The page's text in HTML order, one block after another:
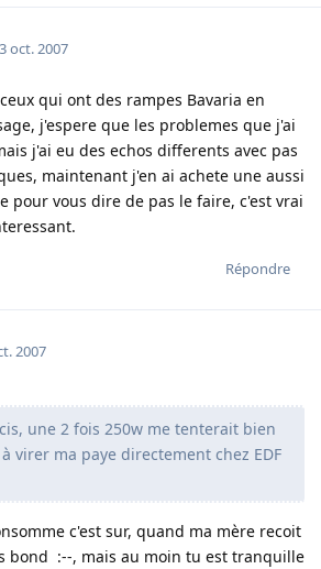
oct. 2007
qui ont des rampes Bavaria en
j'espere que les problemes que j'ai
j'ai eu des echos differents avec pas
maintenant j'en ai achete une aussi
pour vous dire de pas le faire, c'est vrai
Répondre
2007
une 2 fois 250w me tenterait bien
virer ma paye directement chez EDF
c'est sur, quand ma mère recoit
bond :--, mais au moin tu est tranquille